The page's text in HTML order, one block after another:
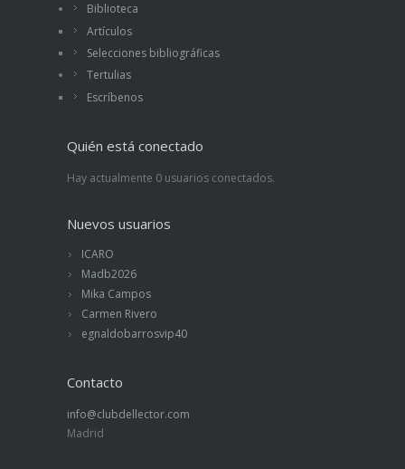
Biblioteca
Artículos
Selecciones bibliográficas
Tertulias
Escríbenos
Quién está conectado
Hay actualmente 0 usuarios conectados.
Nuevos usuarios
ICARO
Madb2026
Mika Campos
Carmen Rivero
egnaldobarrosvip40
Contacto
info@clubdellector.com
Madrid